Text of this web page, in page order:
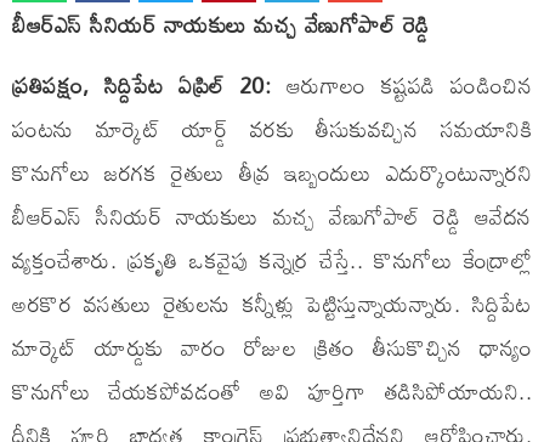
బీఆర్ఎస్ సీనియర్ నాయకులు మచ్చ వేణుగోపాల్ రెడ్డి
ప్రతిపక్షం, సిద్దిపేట ఏప్రిల్ 20: ఆరుగాలం కష్టపడి పండించిన
పంటను మార్కెట్ యార్డ్ వరకు తీసుకువచ్చిన సమయానికి
కొనుగోలు జరగక రైతులు తీవ్ర ఇబ్బందులు ఎదుర్కొంటున్నారని
బీఆర్ఎస్ సీనియర్ నాయకులు మచ్చ వేణుగోపాల్ రెడ్డి ఆవేదన
వ్యక్తంచేశారు. ప్రకృతి ఒకవైపు కన్నెర్ర చేస్తే.. కొనుగోలు కేంద్రాల్లో
అరకొర వసతులు రైతులను కన్నీళ్లు పెట్టిస్తున్నాయన్నారు. సిద్దిపేట
మార్కెట్ యార్డుకు వారం రోజుల క్రితం తీసుకొచ్చిన ధాన్యం
కొనుగోలు చేయకపోవడంతో అవి పూర్తిగా తడిసిపోయాయని..